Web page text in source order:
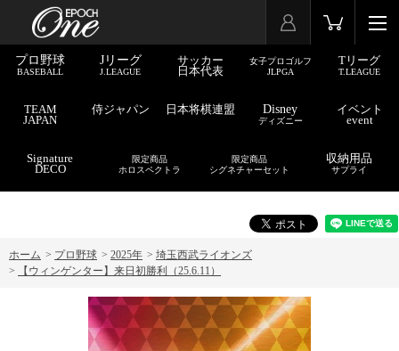
プロ野球
BASEBALL
Jリーグ
J.LEAGUE
サッカー
日本代表
女子プロゴルフ
JLPGA
Tリーグ
T.LEAGUE
TEAM
JAPAN
侍ジャパン 日本将棋連盟 Disney
ディズニー
イベント
event
Signature
DECO
限定商品
ホロスペクトラ
限定商品
シグネチャーセット
収納用品
サプライ
ホーム > プロ野球 > 2025年 > 埼玉西武ライオンズ
>
【ウィンゲンター】来日初勝利（25.6.11）